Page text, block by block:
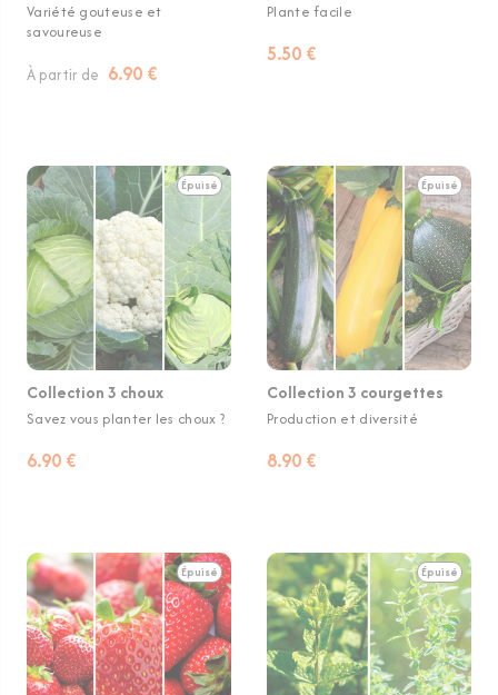
Variété gouteuse et
savoureuse
À partir de 6.90 €
Plante facile
5.50 €
Épuisé
Collection 3 choux
Savez vous planter les choux ?
6.90 €
Épuisé
Collection 3 courgettes
Production et diversité
8.90 €
Épuisé Épuisé